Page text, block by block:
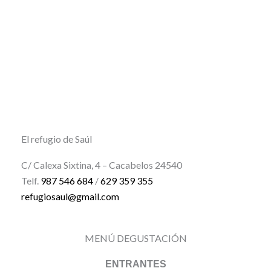
El refugio de Saúl
C/ Calexa Sixtina, 4 – Cacabelos 24540
Telf. 987 546 684/629 359 355
refugiosaul@gmail.com
MENÚ DEGUSTACIÓN
ENTRANTES